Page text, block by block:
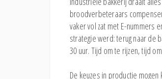
broodverbeteraars
vaker vol zat met E-nummers
strategie werd: terug naar de
30 uur. Tijd om te rijzen, tijd
De keuzes in productie